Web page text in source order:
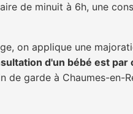
de minuit à 6h, une
on applique une
d'un bébé est
de garde à Chaumes-en-